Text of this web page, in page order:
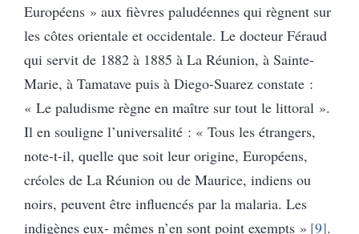
Européens » aux fièvres paludéennes qui règnent sur
les côtes orientale et occidentale. Le docteur Féraud
qui servit de 1882 à 1885 à La Réunion, à Sainte-
Marie, à Tamatave puis à Diego-Suarez constate :
« Le paludisme règne en maître sur tout le littoral ».
Il en souligne l’universalité : « Tous les étrangers,
note-t-il, quelle que soit leur origine, Européens,
créoles de La Réunion ou de Maurice, indiens ou
noirs, peuvent être influencés par la malaria. Les
indigènes eux- mêmes n’en sont point exempts » 9 .